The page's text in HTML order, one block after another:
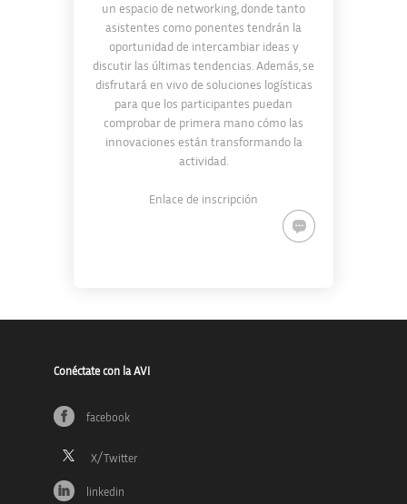
un espacio de networking, donde tanto
asistentes como ponentes tendrán la
oportunidad de intercambiar ideas y
discutir las últimas tendencias. Además, se
disfrutará en vivo de soluciones logísticas
para que los participantes puedan
comprobar de primera mano cómo las
innovaciones están transformando la
actividad.
Enlace de inscripción
Conéctate con la AVI
facebook
linkedin